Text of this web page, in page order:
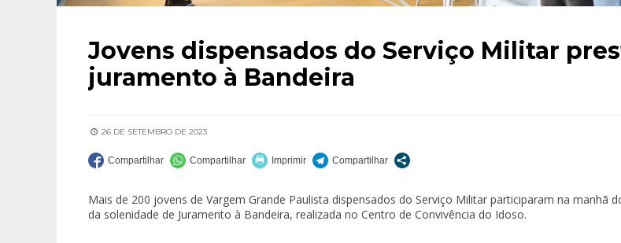
Jovens dispensados do Serviço Militar
juramento à Bandeira
26 DE SETEMBRO DE 2023
Mais de 200 jovens de Vargem Grande Paulista dispensados do Serviço Militar participaram na manhã
da solenidade de Juramento à Bandeira, realizada no Centro de Convivência do Idoso.